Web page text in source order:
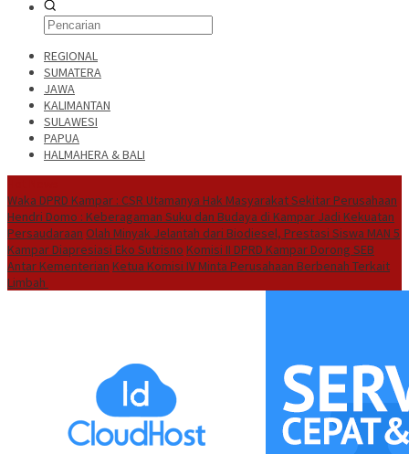
REGIONAL
SUMATERA
JAWA
KALIMANTAN
SULAWESI
PAPUA
HALMAHERA & BALI
Waka DPRD Kampar : CSR Utamanya Hak Masyarakat Sekitar Perusahaan
Hendri Domo : Keberagaman Suku dan Budaya di Kampar Jadi Kekuatan
Persaudaraan Olah Minyak Jelantah dari Biodiesel, Prestasi Siswa MAN 5
Kampar Diapresiasi Eko Sutrisno Komisi II DPRD Kampar Dorong SEB
Antar Kementerian Ketua Komisi IV Minta Perusahaan Berbenah Terkait
Limbah